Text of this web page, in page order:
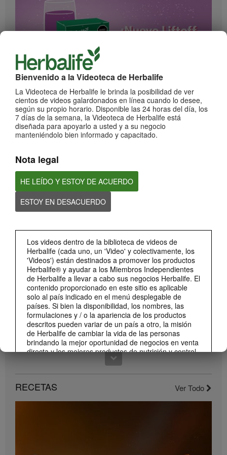
Bienvenido a la Videoteca de Herbalife
La Videoteca de Herbalife le brinda la posibilidad de ver
cientos de videos galardonados en línea cuando lo desee,
según su propio horario. Disponible las 24 horas del día, los
7 días de la semana, la Videoteca de Herbalife está
diseñada para apoyarlo a usted y a su negocio
manteniéndolo bien informado y capacitado.
Nota legal
HE LEÍDO Y ESTOY DE ACUERDO
ESTOY EN DESACUERDO
Los videos dentro de la biblioteca de videos de
Herbalife (cada uno, un 'Video' y colectivamente, los
'Videos') están destinados a promover los productos
Herbalife® y ayudar a los Miembros Independientes
de Herbalife a llevar a cabo sus negocios Herbalife. El
contenido proporcionado en este sitio es aplicable
solo al país indicado en el menú desplegable de
países. Si bien la disponibilidad, los nombres, las
formulaciones y / o la apariencia de los productos
descritos pueden variar de un país a otro, la misión
de Herbalife de cambiar la vida de las personas
brindando la mejor oportunidad de negocios en venta
directa y los mejores productos de nutrición y control
de peso son aplicable en todas partes.
Los Videos pueden incluir volúmenes de ventas o
experiencias de ganancias de varios Miembros
Independientes de Herbalife que se encuentran en
diferentes niveles dentro del Plan de Marketing y que
¡Impulsa cada momento! Nuevo Liftoff sabor Moras
Conoce el nuevo sabor mora de esta bebida efervescente que le dará impulso a
cada momento
0:59
¡Dale un impulso a tu día con los nuevos sabores de Liftoff!
Conoce los nuevos sabores de Liftoff: naranja y frutas tropicales.
Compártelo con todos tus clientes y conocidos.
RECETAS Ver Todo